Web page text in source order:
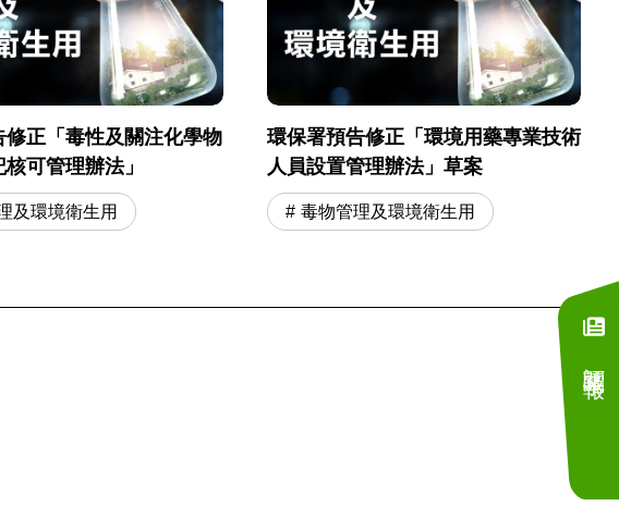
修正「毒性及關注化學物
可管理辦法」
及環境衛生用
環保署預告修正「環境用藥專業技術
人員設置管理辦法」草案
毒物管理及環境衛生用